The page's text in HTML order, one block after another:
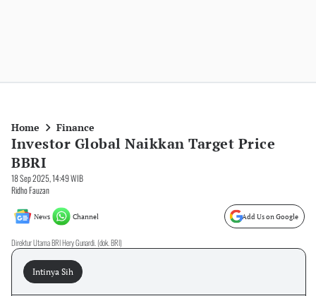
Home Finance
Investor Global Naikkan Target Price
BBRI
18 Sep 2025, 14:49 WIB
Ridho Fauzan
News Channel Add Us on Google
Direktur Utama BRI Hery Gunardi. (dok. BRI)
Intinya Sih